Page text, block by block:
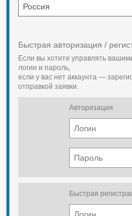
Быстрая авторизация /
Если вы хотите управлять
логин и пароль,
если у вас нет аккаунта —
отправкой заявки.
Авторизация
Быстрая